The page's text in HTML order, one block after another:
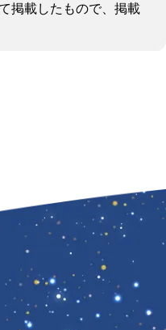
掲載したもので、掲載